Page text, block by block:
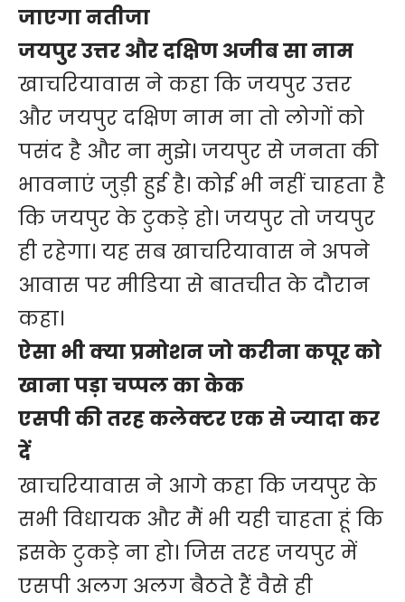
जाएगा नतीजा
जयपुर उत्तर और दक्षिण अजीब सा नाम
खाचरियावास ने कहा कि जयपुर उत्तर
और जयपुर दक्षिण नाम ना तो लोगों को
पसंद है और ना मुझे। जयपुर से जनता की
भावनाएं जुड़ी हुई है। कोई भी नहीं चाहता है
कि जयपुर के टुकड़े हो। जयपुर तो जयपुर
ही रहेगा। यह सब खाचरियावास ने अपने
आवास पर मीडिया से बातचीत के दौरान
कहा।
ऐसा भी क्या प्रमोशन जो करीना कपूर को
खाना पड़ा चप्पल का केक
एसपी की तरह कलेक्टर एक से ज्यादा कर
दें
खाचरियावास ने आगे कहा कि जयपुर के
सभी विधायक और मैं भी यही चाहता हूं कि
इसके टुकड़े ना हो। जिस तरह जयपुर में
एसपी अलग अलग बैठते हैं वैसे ही